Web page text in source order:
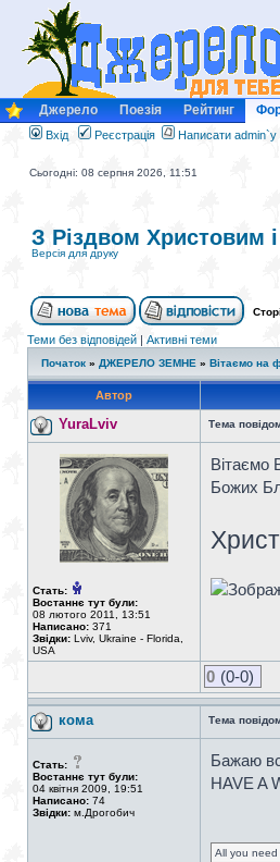
Джерело Поезія Рейтинг
Вхід Реєстрація Написати admin`у
Сьогодні: 08 серпня 2026, 11:51
З Різдвом Христовим
Версія для друку
Теми без відповідей | Активні теми
Початок » ДЖЕРЕЛО ЗЕМНЕ » Вітаємо на
Автор
YuraLviv Тема
Стать:
Востаннє тут були:
08 лютого 2011, 13:51
Написано: 371
Звідки: Lviv, Ukraine - Florida,
USA
Вітаємо
Божих
0 (0-0)
кома Тема
Стать:
Востаннє тут були:
04 квітня 2009, 19:51
Написано: 74
Звідки: м.Дрогобич
Бажаю
HAVE A
All you need